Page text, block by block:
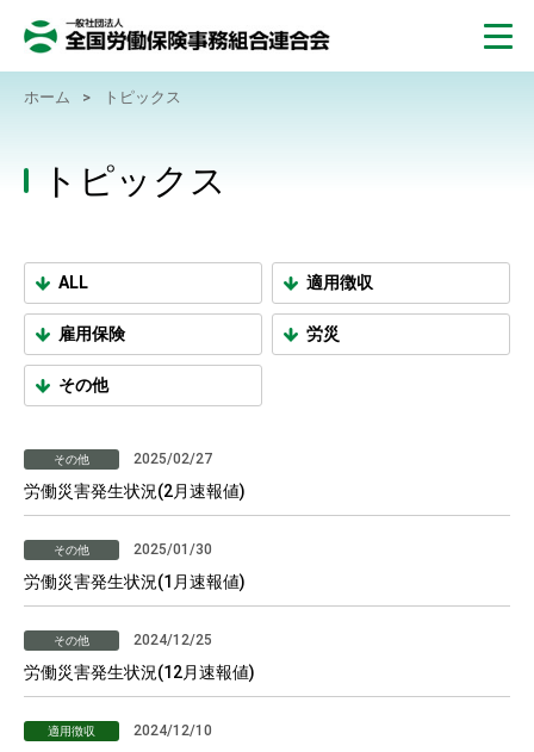
ホーム > トピックス
トピックス
ALL 適用徴収
雇用保険 労災
その他
その他 2025/02/27
労働災害発生状況(2月速報値)
その他 2025/01/30
労働災害発生状況(1月速報値)
その他 2024/12/25
労働災害発生状況(12月速報値)
適用徴収 2024/12/10